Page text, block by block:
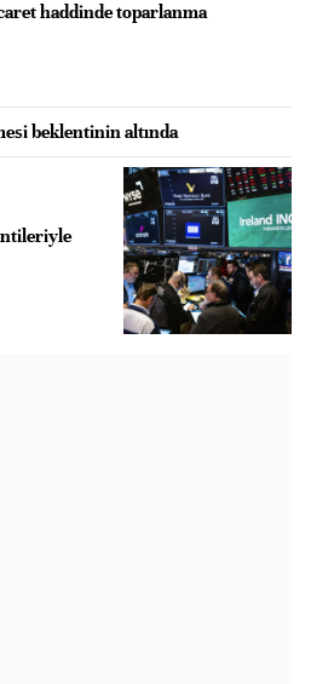
haddinde toparlanma
beklentinin altında